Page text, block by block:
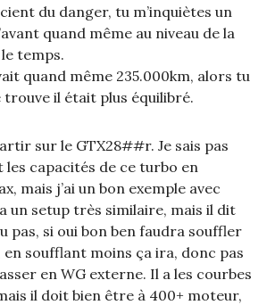
du danger, tu m’inquiètes un
quand même au niveau de la
temps.
quand même 235.000km, alors tu
trouve il était plus équilibré.
sur le GTX28##r. Je sais pas
les capacités de ce turbo en
mais j’ai un bon exemple avec
un setup très similaire, mais il dit
pas, si oui bon ben faudra souffler
soufflant moins ça ira, donc pas
en WG externe. Il a les courbes
il doit bien être à 400+ moteur,